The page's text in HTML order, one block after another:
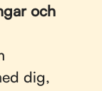
och
dig,